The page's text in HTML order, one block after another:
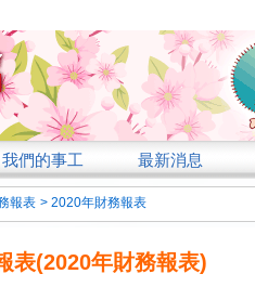
我們的事工 最新消息
報表 > 2020年財務報表
表(2020年財務報表)